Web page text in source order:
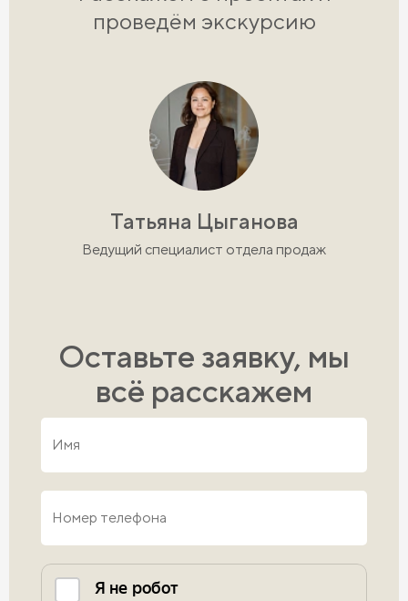
проведём экскурсию
Татьяна Цыганова
Ведущий специалист отдела продаж
Оставьте заявку, мы
всё расскажем